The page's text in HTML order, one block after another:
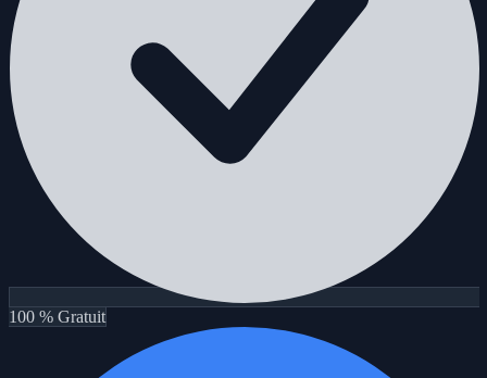
100 % Gratuit